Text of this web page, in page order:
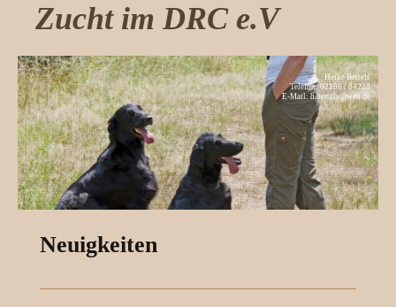
Zucht im DRC e.V
Heike Bertels
Telefon: 02196 / 84228
E-Mail: h.bertels@web.de
Neuigkeiten